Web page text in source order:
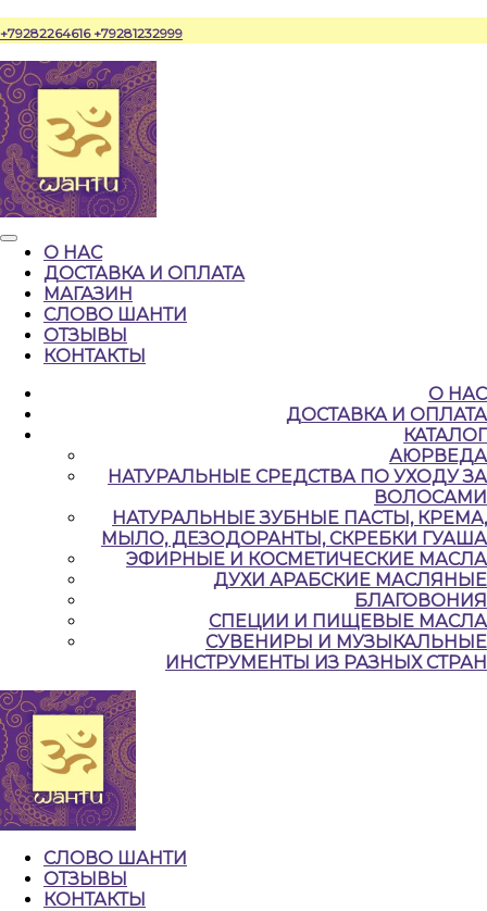
Перейти
к
содержимому
+79282264616+79281232999
Кнопка
ОткрытьО НАС
ДОСТАВКА И ОПЛАТА
МАГАЗИН
СЛОВО ШАНТИ
ОТЗЫВЫ
КОНТАКТЫ
ЗАКРЫТЬ
О НАС
ДОСТАВКА И ОПЛАТА
КАТАЛОГ
АЮРВЕДА
НАТУРАЛЬНЫЕ CРЕДСТВА ПО УХОДУ ЗА
ВОЛОСАМИ
НАТУРАЛЬНЫЕ ЗУБНЫЕ ПАСТЫ, КРЕМА,
МЫЛО, ДЕЗОДОРАНТЫ, СКРЕБКИ ГУАША
ЭФИРНЫЕ И КОСМЕТИЧЕСКИЕ МАСЛА
ДУХИ АРАБСКИЕ МАСЛЯНЫЕ
БЛАГОВОНИЯ
СПЕЦИИ И ПИЩЕВЫЕ МАСЛА
СУВЕНИРЫ И МУЗЫКАЛЬНЫЕ
ИНСТРУМЕНТЫ ИЗ РАЗНЫХ СТРАН
СЛОВО ШАНТИ
ОТЗЫВЫ
КОНТАКТЫ